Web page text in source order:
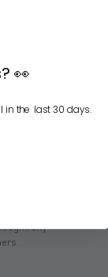
highest
👀
the last 30 days.